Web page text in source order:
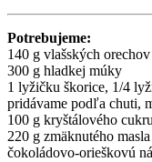
Potrebujeme:
140 g vlašských orechov
300 g hladkej múky
1 lyžičku škorice, 1/4
pridávame podľa chuti,
100 g kryštálového cukru
220 g zmäknutého masla
čokoládovo-orieškovú